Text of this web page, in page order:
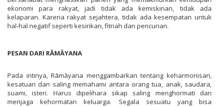
ekonomi para rakyat, jadi tidak ada kemiskinan, tidak ada
kelaparan. Karena rakyat sejahtera, tidak ada kesempatan untuk
hal-hal negatif seperti kesirikan, fitnah dan pencurian.
PESAN DARI RĀMĀYANA
Pada intinya, Rāmāyana menggambarkan tentang keharmonisan,
kesatuan dan saling memahami antara orang tua, anak, saudara,
suami, isteri. Harus dipelihara sikap saling menghormati dan
menjaga kehormatan keluarga. Segala sesuatu yang bisa